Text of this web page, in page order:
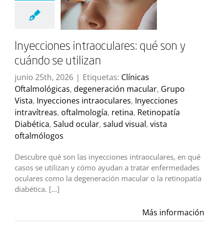
Inyecciones intraoculares: qué son y
cuándo se utilizan
junio 25th, 2026 | Etiquetas: Clínicas
Oftalmológicas, degeneración macular, Grupo
Vista, Inyecciones intraoculares, Inyecciones
intravítreas, oftalmología, retina, Retinopatía
Diabética, Salud ocular, salud visual, vista
oftalmólogos
Descubre qué son las inyecciones intraoculares, en qué
casos se utilizan y cómo ayudan a tratar enfermedades
oculares como la degeneración macular o la retinopatía
diabética. […]
Más información